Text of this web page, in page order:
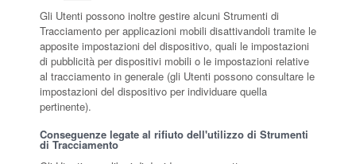
Gli Utenti possono inoltre gestire alcuni Strumenti di
Tracciamento per applicazioni mobili disattivandoli tramite le
apposite impostazioni del dispositivo, quali le impostazioni
di pubblicità per dispositivi mobili o le impostazioni relative
al tracciamento in generale (gli Utenti possono consultare le
impostazioni del dispositivo per individuare quella
pertinente).
Conseguenze legate al rifiuto dell'utilizzo di Strumenti
di Tracciamento